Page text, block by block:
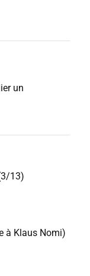
un
13)
à Klaus Nomi)